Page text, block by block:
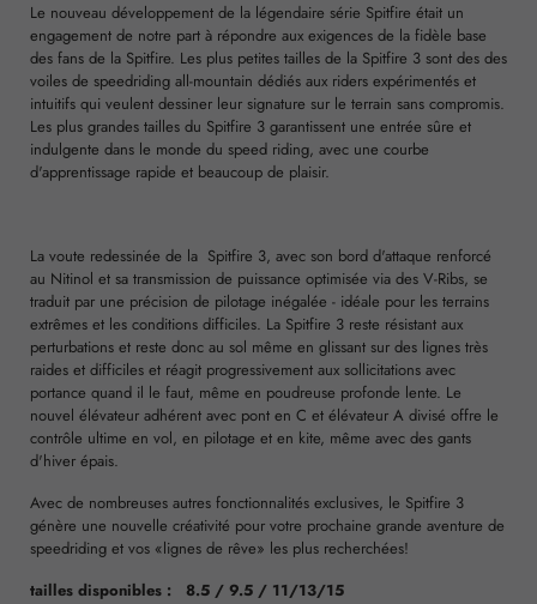
Le nouveau développement de la légendaire série Spitfire était un
engagement de notre part à répondre aux exigences de la fidèle base
des fans de la Spitfire. Les plus petites tailles de la Spitfire 3 sont des des
voiles de speedriding all-mountain dédiés aux riders expérimentés et
intuitifs qui veulent dessiner leur signature sur le terrain sans compromis.
Les plus grandes tailles du Spitfire 3 garantissent une entrée sûre et
indulgente dans le monde du speed riding, avec une courbe
d'apprentissage rapide et beaucoup de plaisir.
La voute redessinée de la Spitfire 3, avec son bord d'attaque renforcé
au Nitinol et sa transmission de puissance optimisée via des V-Ribs, se
traduit par une précision de pilotage inégalée - idéale pour les terrains
extrêmes et les conditions difficiles. La Spitfire 3 reste résistant aux
perturbations et reste donc au sol même en glissant sur des lignes très
raides et difficiles et réagit progressivement aux sollicitations avec
portance quand il le faut, même en poudreuse profonde lente. Le
nouvel élévateur adhérent avec pont en C et élévateur A divisé offre le
contrôle ultime en vol, en pilotage et en kite, même avec des gants
d'hiver épais.
Avec de nombreuses autres fonctionnalités exclusives, le Spitfire 3
génère une nouvelle créativité pour votre prochaine grande aventure de
speedriding et vos «lignes de rêve» les plus recherchées!
tailles disponibles : 8.5 / 9.5 / 11/13/15